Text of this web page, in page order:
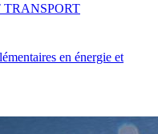
en énergie et